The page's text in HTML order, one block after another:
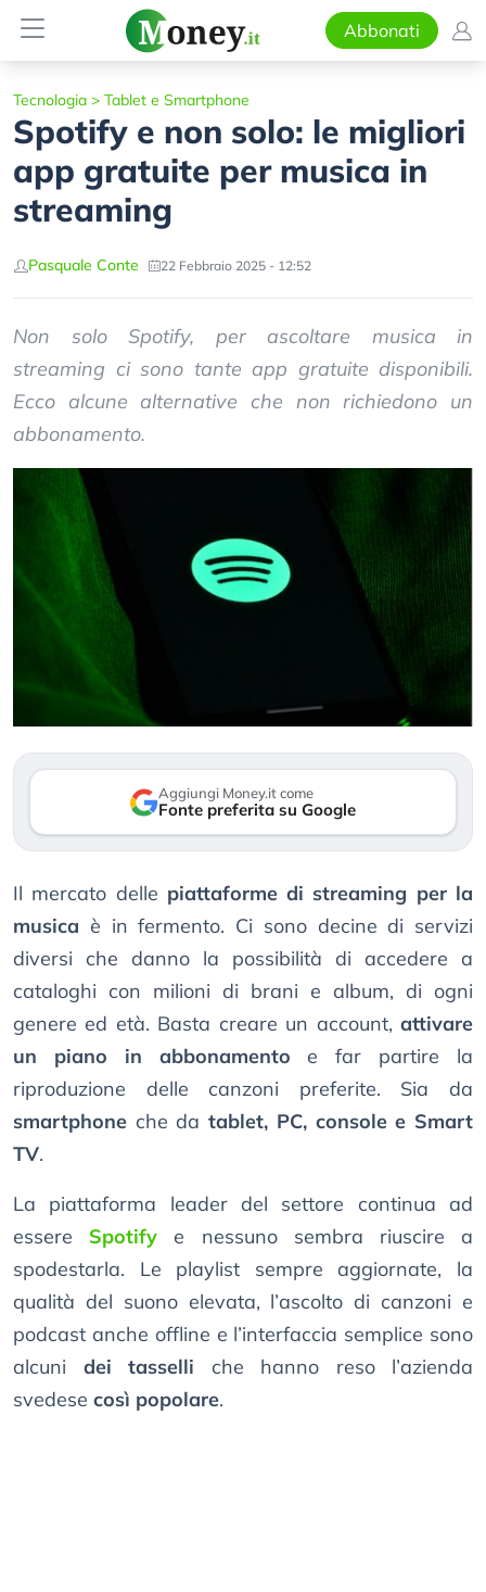
Abbonati
Tecnologia > Tablet e Smartphone
Spotify e non solo: le migliori
app gratuite per musica in
streaming
Pasquale Conte 22 Febbraio 2025 - 12:52
Non solo Spotify, per ascoltare musica in
streaming ci sono tante app gratuite disponibili.
Ecco alcune alternative che non richiedono un
abbonamento.
Aggiungi Money.it come
Fonte preferita su Google
Il mercato delle piattaforme di streaming per la
musica è in fermento. Ci sono decine di servizi
diversi che danno la possibilità di accedere a
cataloghi con milioni di brani e album, di ogni
genere ed età. Basta creare un account, attivare
un piano in abbonamento e far partire la
riproduzione delle canzoni preferite. Sia da
smartphone che datablet, PC, console e Smart
TV.
La piattaforma leader del settore continua ad
essere Spotify e nessuno sembra riuscire a
spodestarla. Le playlist sempre aggiornate, la
qualità del suono elevata, l’ascolto di canzoni e
podcast anche offline e l’interfaccia semplice sono
alcuni dei tasselli che hanno reso l’azienda
svedese così popolare.